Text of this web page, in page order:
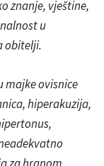
znanje, vještine,
u
obitelji.
majke ovisnice
hiperakuzija,